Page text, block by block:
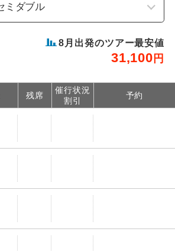
8 月出発のツアー最安値
31,100 円
残席
催行状況
割引
予約